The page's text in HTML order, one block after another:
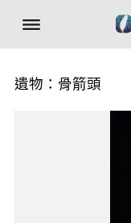
遺物：骨箭頭